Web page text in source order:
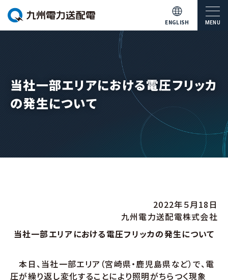
ENGLISH MENU
当社一部エリアにおける電圧フリッカ
の発生について
2022年５月18日
九州電力送配電株式会社
当社一部エリアにおける電圧フリッカの発生について
本日、当社一部エリア（宮崎県・鹿児島県など）で、電
圧が繰り返し変化することにより照明がちらつく現象